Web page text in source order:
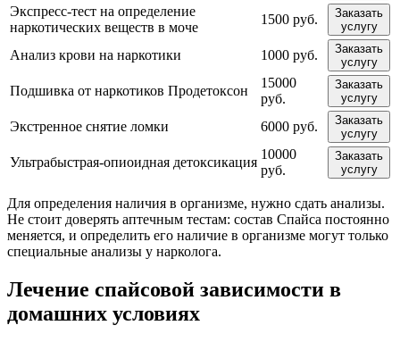
Экспресс-тест на определение
наркотических веществ в моче
1500 руб.
Заказать
услугу
Анализ крови на наркотики 1000 руб.
Заказать
услугу
Подшивка от наркотиков Продетоксон
15000
руб.
Заказать
услугу
Экстренное снятие ломки 6000 руб.
Заказать
услугу
Ультрабыстрая-опиоидная детоксикация
10000
руб.
Заказать
услугу
Для определения наличия в организме, нужно сдать анализы.
Не стоит доверять аптечным тестам: состав Спайса постоянно
меняется, и определить его наличие в организме могут только
специальные анализы у нарколога.
Лечение спайсовой зависимости в
домашних условиях